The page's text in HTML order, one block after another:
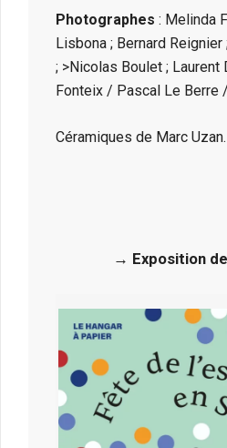
Photographes : Melinda
Lisbona ; Bernard
; >Nicolas Boulet ;
Fonteix / Pascal Le Berre /
Céramiques de Marc
→ Exposition